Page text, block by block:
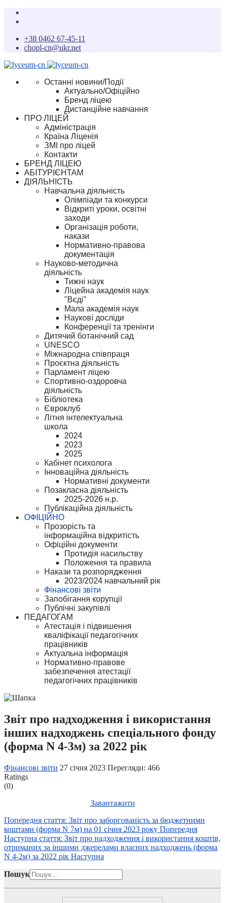
+38 0462 67-45-11
chopl-cn@ukr.net
Останні новини/Події
Актуально/Офіційно
Бренд ліцею
Дистанційне навчання
ПРО ЛІЦЕЙ
Адміністрація
Країна Ліценія
ЗМІ про ліцей
Контакти
БРЕНД ЛІЦЕЮ
АБІТУРІЄНТАМ
ДІЯЛЬНІСТЬ
Навчальна діяльність
Олімпіади та конкурси
Відкриті уроки, освітні
заходи
Організація роботи,
накази
Нормативно-правова
документація
Науково-методична
діяльність
Тижні наук
Ліцейна академія наук
"Вєді"
Мала академія наук
Наукові досліди
Конференції та тренінги
Дитячий ботанічний сад
UNESCO
Міжнародна співпраця
Проєктна діяльність
Парламент ліцею
Спортивно-оздоровча
діяльність
Бібліотека
Євроклуб
Літня інтелектуальна
школа
2024
2023
2025
Кабінет психолога
Інноваційна діяльність
Нормативні документи
Позакласна діяльність
2025-2026 н.р.
Публікаційна діяльність
ОФІЦІЙНО
Прозорість та
інформаційна відкритість
Офіційні документи
Протидія насильству
Положення та правила
Накази та розпорядження
2023/2024 навчальний рік
Фінансові звіти
Запобігання корупції
Публічні закупівлі
ПЕДАГОГАМ
Атестація і підвишення
кваліфікації педагогічних
працівників
Актуальна інформація
Нормативно-правове
забезпечення атестації
педагогічних працівників
Звіт про надходження і використання
інших надходжень спеціального фонду
(форма N 4-3м) за 2022 рік
Фінансові звіти 27 січня 2023 Перегляди: 466
Ratings
(0)
Завантажити
Попередня стаття: Звіт про заборгованість за бюджетними
коштами (форма N 7м) на 01 січня 2023 року Попередня
Наступна стаття: Звіт про надходження і використання коштів,
отриманих за іншими джерелами власних надходжень (форма
N 4-2м) за 2022 рік Наступна
Пошук